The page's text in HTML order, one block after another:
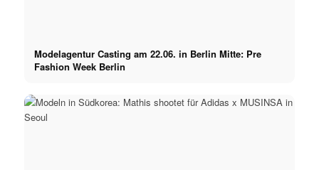
Modelagentur Casting am 22.06. in Berlin Mitte: Pre
Fashion Week Berlin